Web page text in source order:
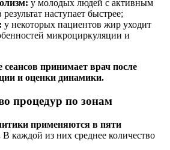
у молодых людей с активным
наступает быстрее;
у некоторых пациентов жир уходит
микроциркуляции и
принимает врач после
и оценки динамики.
процедур по зонам
применяются в пяти
В каждой из них среднее количество